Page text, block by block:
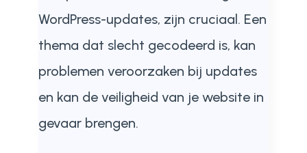
WordPress-updates, zijn cruciaal. Een
thema dat slecht gecodeerd is, kan
problemen veroorzaken bij updates
en kan de veiligheid van je website in
gevaar brengen.